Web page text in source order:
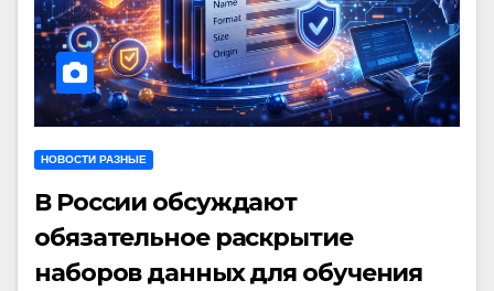
НОВОСТИ РАЗНЫЕ
В России обсуждают
обязательное раскрытие
наборов данных для обучения